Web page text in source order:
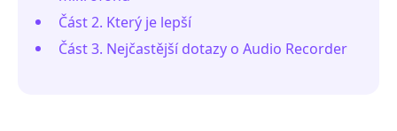
Část 2. Který je lepší
Část 3. Nejčastější dotazy o Audio Recorder